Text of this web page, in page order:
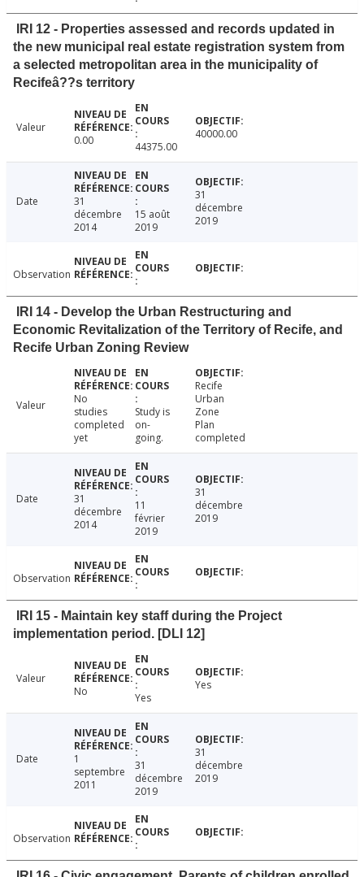
IRI 12 - Properties assessed and records updated in
the new municipal real estate registration system from
a selected metropolitan area in the municipality of
Recifeâ??s territory
Valeur
0.00
44375.00
40000.00
Date
31
décembre
2014
15 août
2019
31
décembre
2019
Observation
IRI 14 - Develop the Urban Restructuring and
Economic Revitalization of the Territory of Recife, and
Recife Urban Zoning Review
Valeur
No
studies
completed
yet
Study is
on-
going.
Recife
Urban
Zone
Plan
completed
Date
31
décembre
2014
11
février
2019
31
décembre
2019
Observation
IRI 15 - Maintain key staff during the Project
implementation period. [DLI 12]
Valeur
No
Yes
Yes
Date
1
septembre
2011
31
décembre
2019
31
décembre
2019
Observation